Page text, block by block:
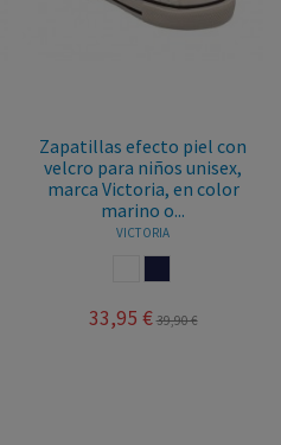
Zapatillas efecto piel con
velcro para niños unisex,
marca Victoria, en color
marino o...
VICTORIA
33,95 € 39,90 €